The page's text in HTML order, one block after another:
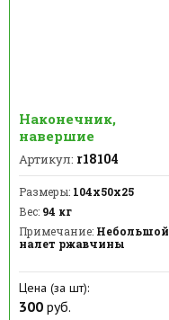
Наконечник,
навершие
Артикул: r18104
Размеры: 104x50х25
Вес: 94 кг
Примечание: Небольшой
налет ржавчины
Цена (за шт):
300 руб.